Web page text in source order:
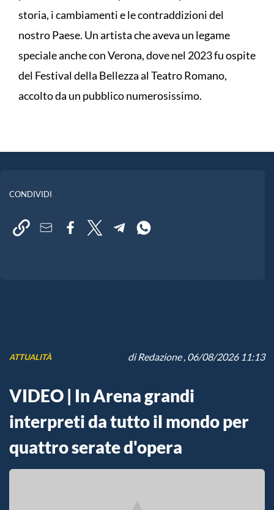
storia, i cambiamenti e le contraddizioni del
nostro Paese. Un artista che aveva un legame
speciale anche con Verona, dove nel 2023 fu ospite
del Festival della Bellezza al Teatro Romano,
accolto da un pubblico numerosissimo.
CONDIVIDI
ATTUALITÀ diRedazione, 06/08/2026 11:13
VIDEO | In Arena grandi
interpreti da tutto il mondo per
quattro serate d'opera